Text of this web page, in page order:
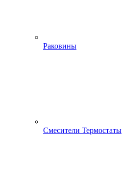
Раковины
Смесители Термостаты